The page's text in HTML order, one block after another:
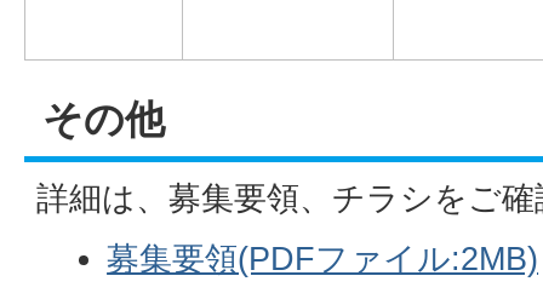
その他
詳細は、募集要領、チラシをご
募集要領(PDFファイル:2MB)